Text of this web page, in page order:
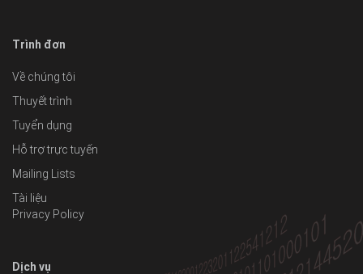
Trình đơn
Về chúng tôi
Thuyết trình
Tuyển dụng
Hỗ trợ trực tuyến
Mailing Lists
Tài liệu
Privacy Policy
Dịch vụ